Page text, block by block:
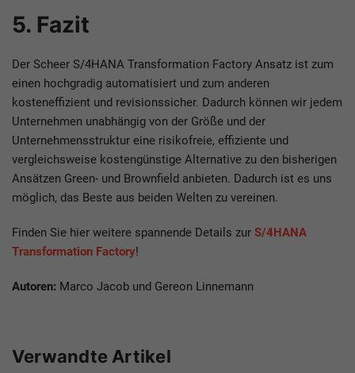
5. Fazit
Der Scheer S/4HANA Transformation Factory Ansatz ist zum
einen hochgradig automatisiert und zum anderen
kosteneffizient und revisionssicher. Dadurch können wir jedem
Unternehmen unabhängig von der Größe und der
Unternehmensstruktur eine risikofreie, effiziente und
vergleichsweise kostengünstige Alternative zu den bisherigen
Ansätzen Green- und Brownfield anbieten. Dadurch ist es uns
möglich, das Beste aus beiden Welten zu vereinen.
Finden Sie hier weitere spannende Details zur S/4HANA
Transformation Factory!
Autoren: Marco Jacob und Gereon Linnemann
Verwandte Artikel